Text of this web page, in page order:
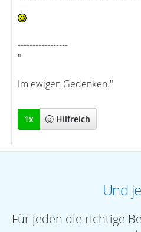
-----------------
"
Im ewigen Gedenken."
1x Hilfreich
Und
Für jeden die richtige